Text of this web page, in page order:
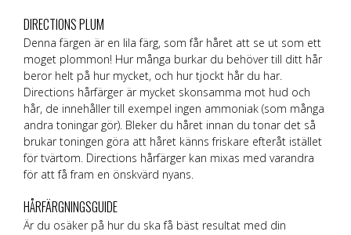
DIRECTIONS PLUM
Denna färgen är en lila färg, som får håret att se ut som ett
moget plommon! Hur många burkar du behöver till ditt hår
beror helt på hur mycket, och hur tjockt hår du har.
Directions hårfärger är mycket skonsamma mot hud och
hår, de innehåller till exempel ingen ammoniak (som många
andra toningar gör). Bleker du håret innan du tonar det så
brukar toningen göra att håret känns friskare efteråt istället
för tvärtom. Directions hårfärger kan mixas med varandra
för att få fram en önskvärd nyans.
HÅRFÄRGNINGSGUIDE
Är du osäker på hur du ska få bäst resultat med din